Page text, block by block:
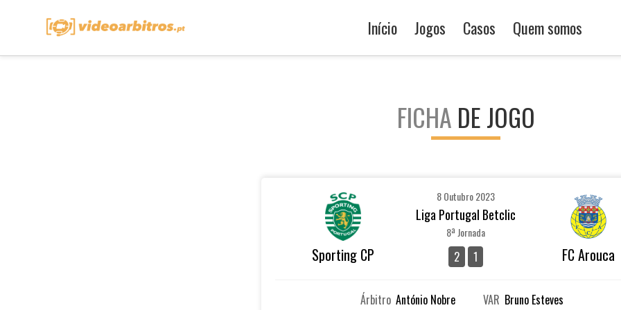
Início Jogos Casos Quem somos
FICHA DE JOGO
Sporting CP
8 Outubro 2023
Liga Portugal Betclic
8ª Jornada
2 1 FC Arouca
Árbitro António Nobre VAR Bruno Esteves